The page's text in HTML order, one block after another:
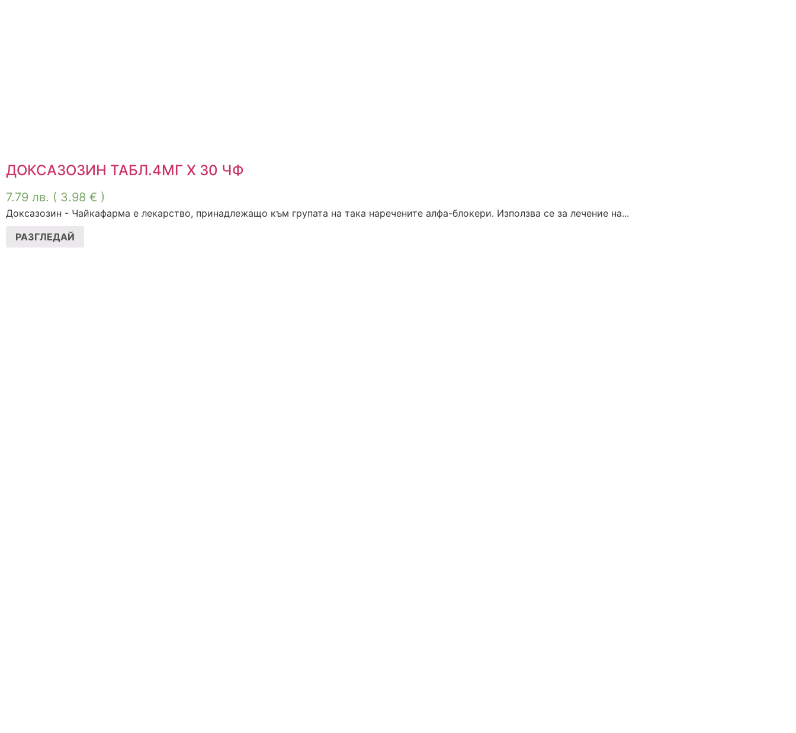
ДОКСАЗОЗИН ТАБЛ.4МГ Х 30 ЧФ
7.79 лв. ( 3.98 € )
Доксазозин - Чайкафарма е лекарство, принадлежащо към групата на така наречените алфа-блокери. Използва се за лечение на...
РАЗГЛЕДАЙ